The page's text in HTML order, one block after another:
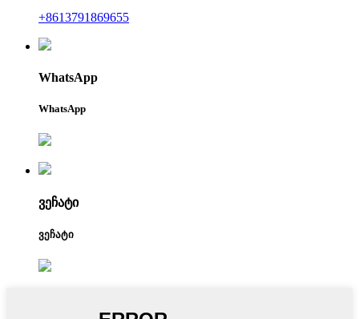
+8613791869655
WhatsApp
WhatsApp
ვეჩატი
ვეჩატი